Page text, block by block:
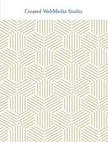
Created WebMedia Studio